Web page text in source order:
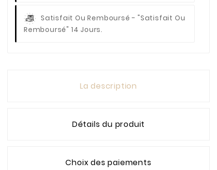
Satisfait Ou Remboursé- "Satisfait Ou
Remboursé" 14 Jours.
La description
Détails du produit
Choix des paiements